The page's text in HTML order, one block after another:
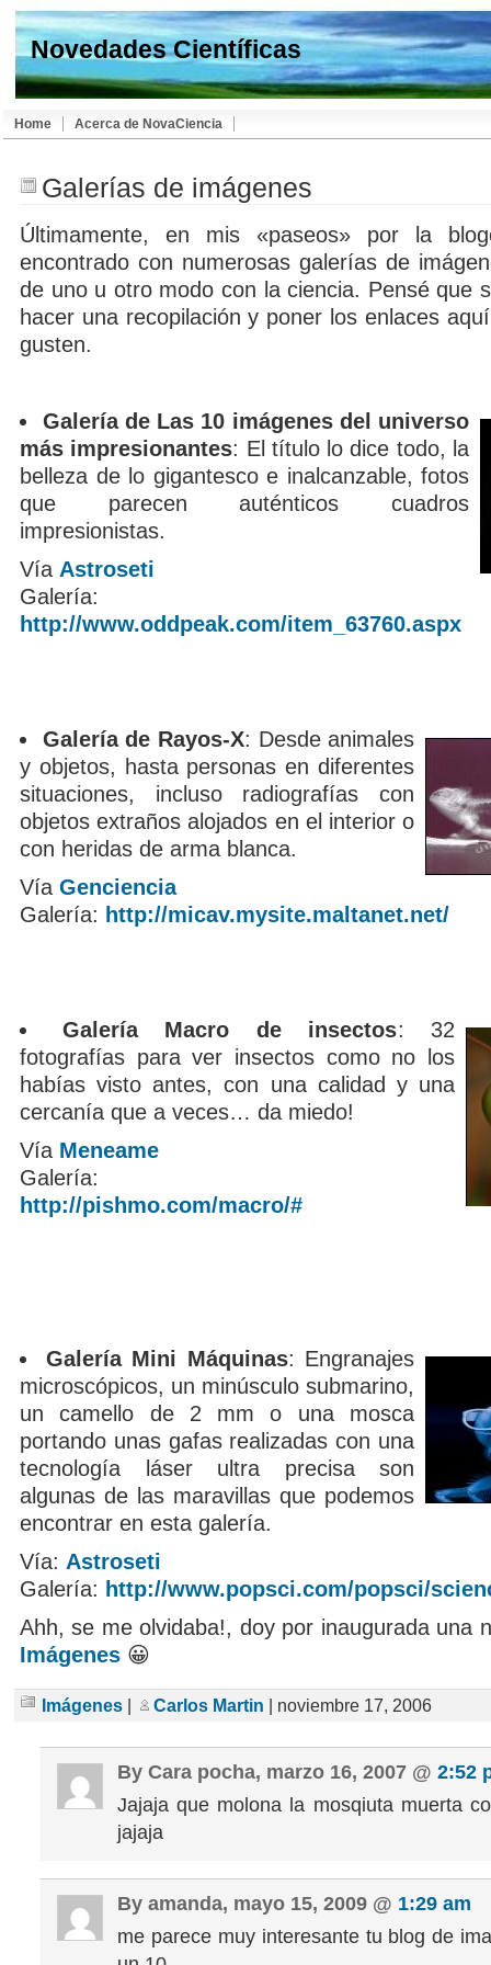
Novedades Científicas
Home Acerca de NovaCiencia
Galerías de imágenes
Últimamente, en mis «paseos» por la
encontrado con numerosas galerías de
de uno u otro modo con la ciencia. Pensé que
hacer una recopilación y poner los enlaces
gusten.
Galería de Las 10 imágenes del universo
más impresionantes: El título lo dice todo, la
belleza de lo gigantesco e inalcanzable, fotos
que parecen auténticos cuadros
impresionistas.
Vía Astroseti
Galería:
http://www.oddpeak.com/item_63760.aspx
Galería de Rayos-X: Desde animales
y objetos, hasta personas en diferentes
situaciones, incluso radiografías con
objetos extraños alojados en el interior o
con heridas de arma blanca.
Vía Genciencia
Galería: http://micav.mysite.maltanet.net/
Galería Macro de insectos: 32
fotografías para ver insectos como no los
habías visto antes, con una calidad y una
cercanía que a veces… da miedo!
Vía Meneame
Galería:
http://pishmo.com/macro/#
Galería Mini Máquinas: Engranajes
microscópicos, un minúsculo submarino,
un camello de 2 mm o una mosca
portando unas gafas realizadas con una
tecnología láser ultra precisa son
algunas de las maravillas que podemos
encontrar en esta galería.
Vía: Astroseti
Galería: http://www.popsci.com/popsci/
Ahh, se me olvidaba!, doy por inaugurada una
Imágenes 😀
Imágenes Carlos Martin | noviembre 17, 2006
By Cara pocha, marzo 16, 2007 @ 2:52
Jajaja que molona la mosqiuta muerta
jajaja
By amanda, mayo 15, 2009 @ 1:29 am
me parece muy interesante tu blog de